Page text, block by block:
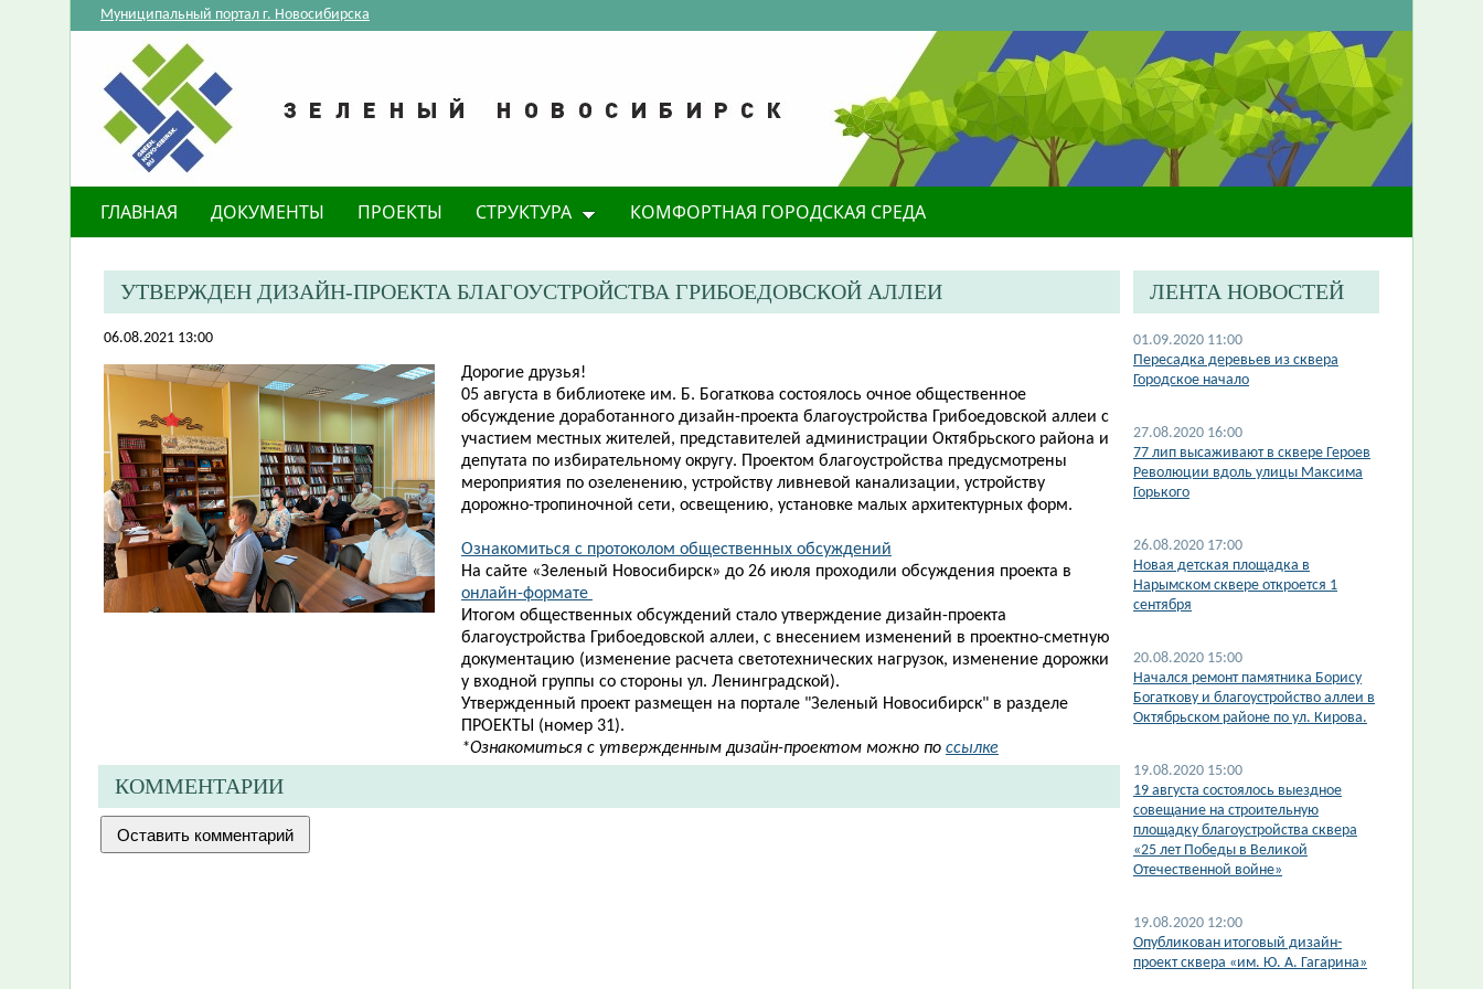
Муниципальный портал г. Новосибирска
ГЛАВНАЯ ДОКУМЕНТЫ ПРОЕКТЫ СТРУКТУРА КОМФОРТНАЯ ГОРОДСКАЯ СРЕДА
УТВЕРЖДЕН ДИЗАЙН-ПРОЕКТА БЛАГОУСТРОЙСТВА ГРИБОЕДОВСКОЙ АЛЛЕИ
06.08.2021 13:00
Дорогие друзья!
05 августа в библиотеке им. Б. Богаткова состоялось очное общественное
обсуждение доработанного дизайн-проекта благоустройства Грибоедовской аллеи с
участием местных жителей, представителей администрации Октябрьского района и
депутата по избирательному округу. Проектом благоустройства предусмотрены
мероприятия по озеленению, устройству ливневой канализации, устройству
дорожно-тропиночной сети, освещению, установке малых архитектурных форм.
Ознакомиться с протоколом общественных обсуждений
На сайте «Зеленый Новосибирск» до 26 июля проходили обсуждения проекта в
онлайн-формате ​
Итогом общественных обсуждений стало утверждение дизайн-проекта
благоустройства Грибоедовской аллеи, с внесением изменений в проектно-сметную
документацию (изменение расчета светотехнических нагрузок, изменение дорожки
у входной группы со стороны ул. Ленинградской).
Утвержденный проект размещен на портале "Зеленый Новосибирск" в разделе
ПРОЕКТЫ (номер 31).
*Ознакомиться с утвержденным дизайн-проектом можно по ссылке
КОММЕНТАРИИ
ЛЕНТА НОВОСТЕЙ
01.09.2020 11:00
Пересадка деревьев из сквера
Городское начало
27.08.2020 16:00
77 лип высаживают в сквере Героев
Революции вдоль улицы Максима
Горького
26.08.2020 17:00
Новая детская площадка в
Нарымском сквере откроется 1
сентября
20.08.2020 15:00
Начался ремонт памятника Борису
Богаткову и благоустройство аллеи в
Октябрьском районе по ул. Кирова.
19.08.2020 15:00
19 августа состоялось выездное
совещание на строительную
площадку благоустройства сквера
«25 лет Победы в Великой
Отечественной войне»
19.08.2020 12:00
Опубликован итоговый дизайн-
проект сквера «им. Ю. А. Гагарина»